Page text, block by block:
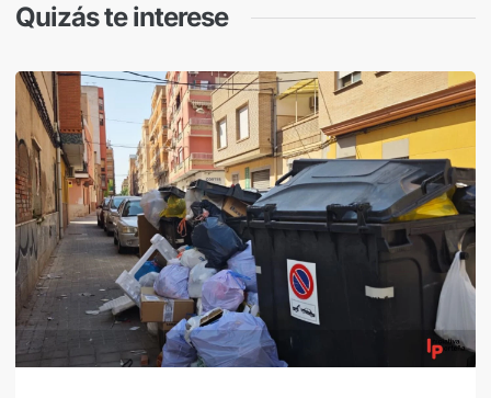
Quizás te interese